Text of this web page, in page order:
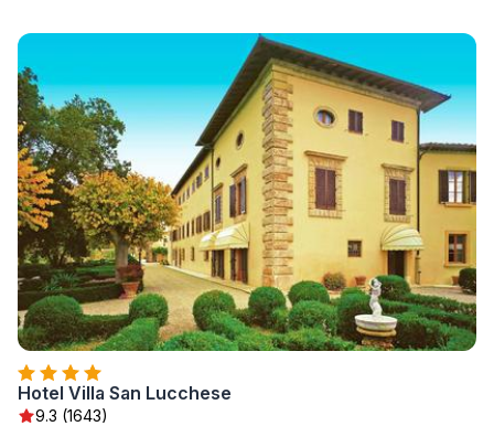
Hotel Villa San Lucchese
9.3 (1643)